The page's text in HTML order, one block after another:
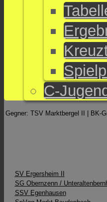
C-
Gegner: TSV Marktbergel II | BK-
SV Ergersheim II
SG Obernzenn /​
SSV Egenhausen